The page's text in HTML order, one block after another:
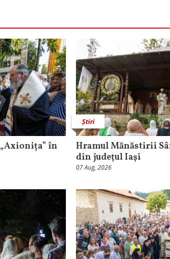
în
Știri
Hramul Mănăstirii
din judeţul Iaşi
07 Aug, 2026